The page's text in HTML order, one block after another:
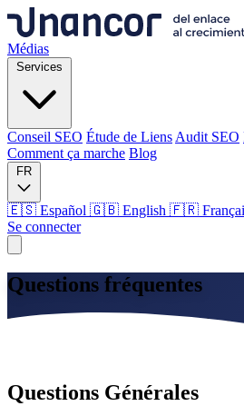
Médias
Services
Conseil SEO Étude de Liens Audit SEO
Comment ça marche Blog
FR
🇪🇸 Español 🇬🇧 English 🇫🇷
Se connecter
Services
Langue
Questions fréquentes
Nous répondons à toutes vos questions
Trouvez des réponses aux questions les
Questions Générales